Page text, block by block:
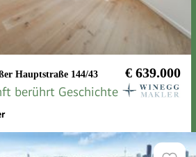
Hauptstraße 144/43 € 639.000
berührt Geschichte